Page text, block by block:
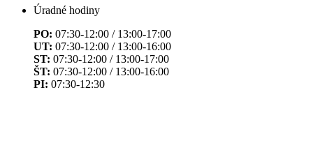
Úradné hodiny
PO: 07:30-12:00 / 13:00-17:00
UT: 07:30-12:00 / 13:00-16:00
ST: 07:30-12:00 / 13:00-17:00
ŠT: 07:30-12:00 / 13:00-16:00
PI: 07:30-12:30